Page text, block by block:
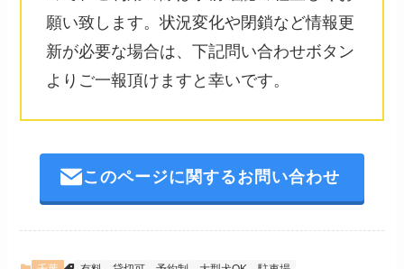
願い致します。状況変化や閉鎖など情報更
新が必要な場合は、下記問い合わせボタン
よりご一報頂けますと幸いです。
このページに関するお問い合わせ